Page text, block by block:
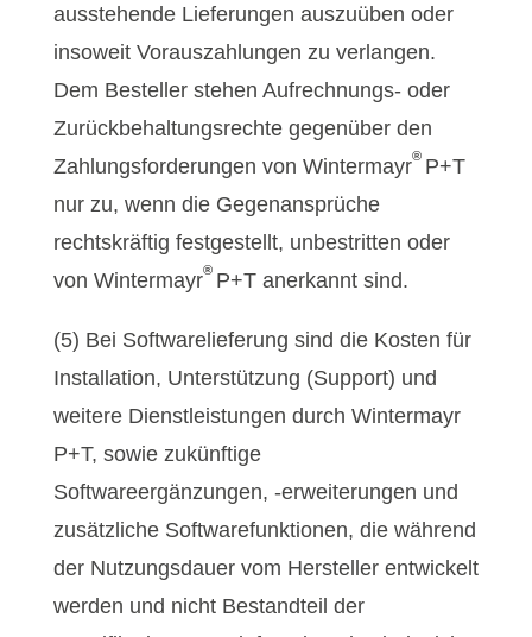
ausstehende Lieferungen auszuüben oder
insoweit Vorauszahlungen zu verlangen.
Dem Besteller stehen Aufrechnungs- oder
Zurückbehaltungsrechte gegenüber den
Zahlungsforderungen von Wintermayr® P+T
nur zu, wenn die Gegenansprüche
rechtskräftig festgestellt, unbestritten oder
von Wintermayr® P+T anerkannt sind.
(5) Bei Softwarelieferung sind die Kosten für
Installation, Unterstützung (Support) und
weitere Dienstleistungen durch Wintermayr
P+T, sowie zukünftige
Softwareergänzungen, -erweiterungen und
zusätzliche Softwarefunktionen, die während
der Nutzungsdauer vom Hersteller entwickelt
werden und nicht Bestandteil der